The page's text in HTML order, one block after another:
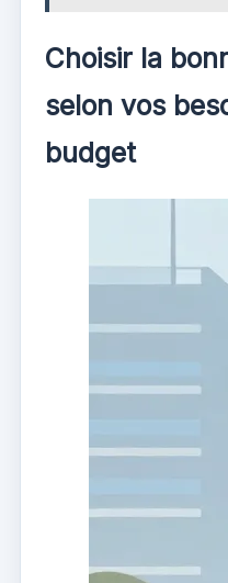
Choisir la
selon vos
budget